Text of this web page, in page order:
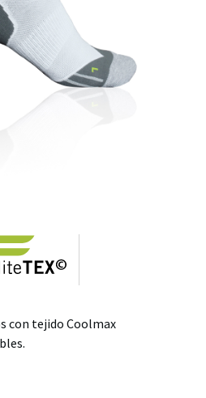
con tejido Coolmax